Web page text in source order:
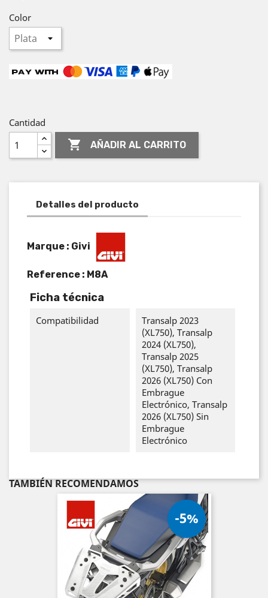
Color
Cantidad
 AÑADIR AL CARRITO
Detalles del producto
Marque : Givi
Reference : M8A
Ficha técnica
Compatibilidad
Transalp 2023
(XL750), Transalp
2024 (XL750),
Transalp 2025
(XL750), Transalp
2026 (XL750) Con
Embrague
Electrónico, Transalp
2026 (XL750) Sin
Embrague
Electrónico
TAMBIÉN RECOMENDAMOS
-5%